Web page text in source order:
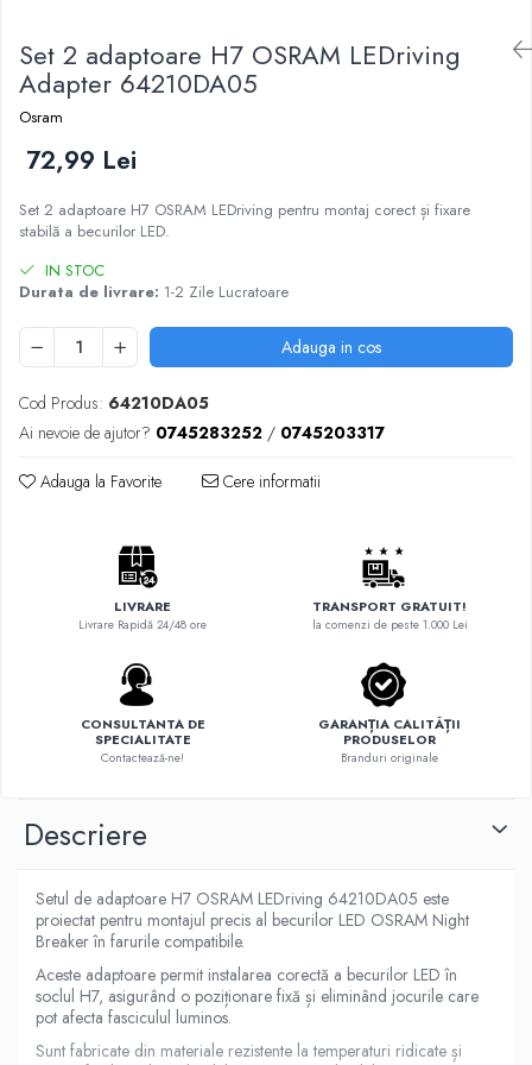
Set 2 adaptoare H7 OSRAM LEDriving
Adapter 64210DA05
Osram
72,99 Lei
Set 2 adaptoare H7 OSRAM LEDriving pentru montaj corect și fixare
stabilă a becurilor LED.
IN STOC
Durata de livrare: 1-2 Zile Lucratoare
Adauga in cos
Cod Produs: 64210DA05
Ai nevoie de ajutor? 0745283252 / 0745203317
Adauga la Favorite Cere informatii
LIVRARE
Livrare Rapidă 24/48 ore
TRANSPORT GRATUIT!
la comenzi de peste 1.000 Lei
CONSULTANTA DE
SPECIALITATE
Contactează-ne!
GARANȚIA CALITĂȚII
PRODUSELOR
Branduri originale
Descriere
Setul de adaptoare H7 OSRAM LEDriving 64210DA05 este
proiectat pentru montajul precis al becurilor LED OSRAM Night
Breaker în farurile compatibile.
Aceste adaptoare permit instalarea corectă a becurilor LED în
soclul H7, asigurând o poziționare fixă și eliminând jocurile care
pot afecta fasciculul luminos.
Sunt fabricate din materiale rezistente la temperaturi ridicate și